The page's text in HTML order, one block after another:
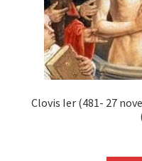
Clovis Ier (481- 27